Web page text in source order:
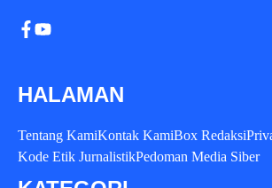
HALAMAN
Tentang KamiKontak KamiBox Redaksi
Kode Etik JurnalistikPedoman Media Siber